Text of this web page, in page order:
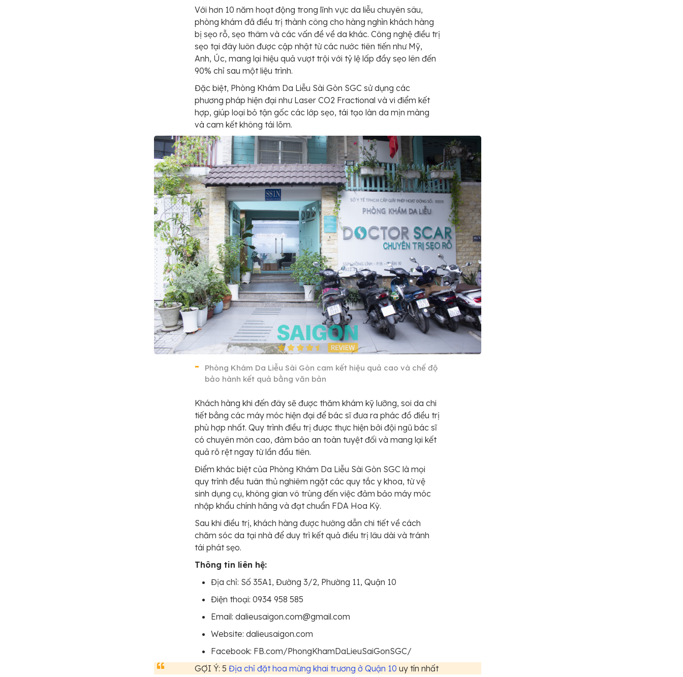
Với hơn 10 năm hoạt động trong lĩnh vực da liễu chuyên sâu,
phòng khám đã điều trị thành công cho hàng nghìn khách hàng
bị sẹo rỗ, sẹo thâm và các vấn đề về da khác. Công nghệ điều trị
sẹo tại đây luôn được cập nhật từ các nước tiên tiến như Mỹ,
Anh, Úc, mang lại hiệu quả vượt trội với tỷ lệ lấp đầy sẹo lên đến
90% chỉ sau một liệu trình.
Đặc biệt, Phòng Khám Da Liễu Sài Gòn SGC sử dụng các
phương pháp hiện đại như Laser CO2 Fractional và vi điểm kết
hợp, giúp loại bỏ tận gốc các lớp sẹo, tái tạo làn da mịn màng
và cam kết không tái lõm.
Phòng Khám Da Liễu Sài Gòn cam kết hiệu quả cao và chế độ
bảo hành kết quả bằng văn bản
Khách hàng khi đến đây sẽ được thăm khám kỹ lưỡng, soi da chi
tiết bằng các máy móc hiện đại để bác sĩ đưa ra phác đồ điều trị
phù hợp nhất. Quy trình điều trị được thực hiện bởi đội ngũ bác sĩ
có chuyên môn cao, đảm bảo an toàn tuyệt đối và mang lại kết
quả rõ rệt ngay từ lần đầu tiên.
Điểm khác biệt của Phòng Khám Da Liễu Sài Gòn SGC là mọi
quy trình đều tuân thủ nghiêm ngặt các quy tắc y khoa, từ vệ
sinh dụng cụ, không gian vô trùng đến việc đảm bảo máy móc
nhập khẩu chính hãng và đạt chuẩn FDA Hoa Kỳ.
Sau khi điều trị, khách hàng được hướng dẫn chi tiết về cách
chăm sóc da tại nhà để duy trì kết quả điều trị lâu dài và tránh
tái phát sẹo.
Thông tin liên hệ:
Địa chỉ: Số 35A1, Đường 3/2, Phường 11, Quận 10
Điện thoại: 0934 958 585
Email: dalieusaigon.com@gmail.com
Website: dalieusaigon.com
Facebook: FB.com/PhongKhamDaLieuSaiGonSGC/
GỢI Ý: 5Địa chỉ đặt hoa mừng khai trương ở Quận 10 uy tín nhất